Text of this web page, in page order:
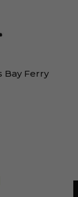
Bay Ferry